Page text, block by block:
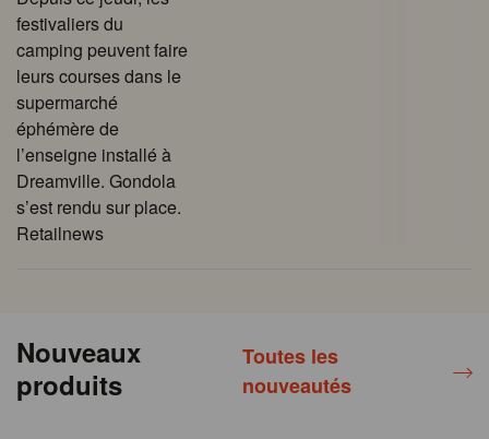
festivaliers du
camping peuvent faire
leurs courses dans le
supermarché
éphémère de
l’enseigne installé à
Dreamville. Gondola
s’est rendu sur place.
Retailnews
Nouveaux
produits
Toutes les
nouveautés